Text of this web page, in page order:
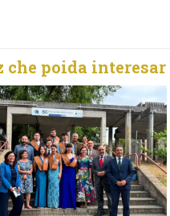
che poida interesar